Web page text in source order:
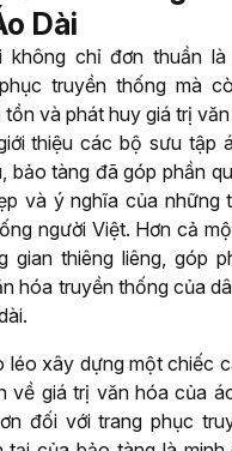
Dài
không chỉ đơn thuần
truyền thống mà
và phát huy giá trị
thiệu các bộ sưu tập
bảo tàng đã góp phần
và ý nghĩa của những
người Việt. Hơn cả
gian thiêng liêng, góp
hóa truyền thống của
léo xây dựng một chiếc
về giá trị văn hóa của
đối với trang phục